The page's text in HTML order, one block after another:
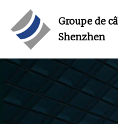
Groupe de
Shenzhen